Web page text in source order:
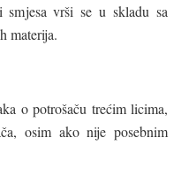
smjesa vrši se u skladu sa
materija.
o potrošaču trećim licima,
osim ako nije posebnim